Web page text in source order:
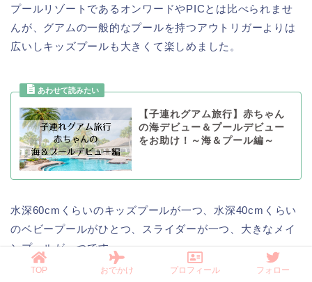
プールリゾートであるオンワードやPICとは比べられませ
んが、グアムの一般的なプールを持つアウトリガーよりは
広いしキッズプールも大きくて楽しめました。
【子連れグアム旅行】赤ちゃん
の海デビュー＆プールデビュー
をお助け！～海＆プール編～
水深60cmくらいのキッズプールが一つ、水深40cmくらい
のベビープールがひとつ、スライダーが一つ、大きなメイ
ンプールが一つです。
TOP おでかけ プロフィール フォロー